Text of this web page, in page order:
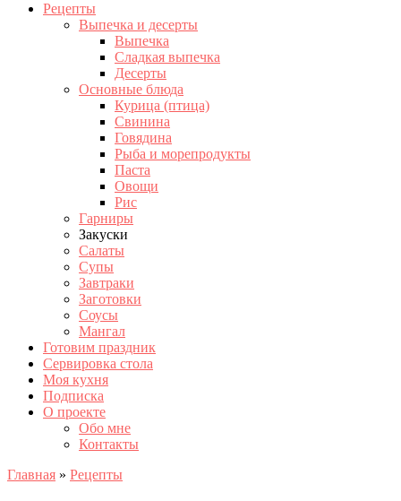
Рецепты
Выпечка и десерты
Выпечка
Сладкая выпечка
Десерты
Основные блюда
Курица (птица)
Свинина
Говядина
Рыба и морепродукты
Паста
Овощи
Рис
Гарниры
Закуски
Салаты
Супы
Завтраки
Заготовки
Соусы
Мангал
Готовим праздник
Сервировка стола
Моя кухня
Подписка
О проекте
Обо мне
Контакты
Главная » Рецепты